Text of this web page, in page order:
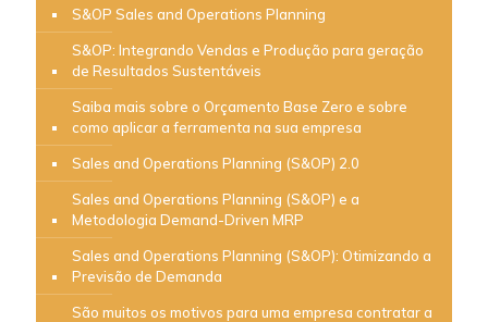
S&OP Sales and Operations Planning
S&OP: Integrando Vendas e Produção para geração
de Resultados Sustentáveis
Saiba mais sobre o Orçamento Base Zero e sobre
como aplicar a ferramenta na sua empresa
Sales and Operations Planning (S&OP) 2.0
Sales and Operations Planning (S&OP) e a
Metodologia Demand-Driven MRP
Sales and Operations Planning (S&OP): Otimizando a
Previsão de Demanda
São muitos os motivos para uma empresa contratar a